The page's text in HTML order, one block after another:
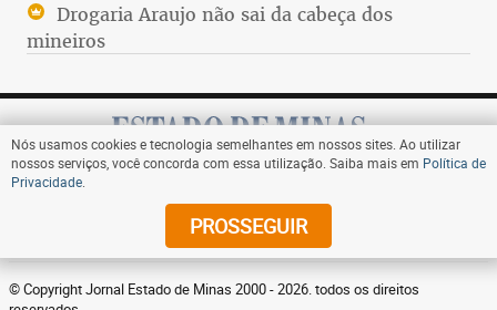
Drogaria Araujo não sai da cabeça dos
mineiros
Assine
© Copyright Jornal Estado de Minas 2000 - 2026. todos os direitos
Nós usamos cookies e tecnologia semelhantes em nossos sites. Ao utilizar
nossos serviços, você concorda com essa utilização. Saiba mais em Política de
Privacidade
PROSSEGUIR